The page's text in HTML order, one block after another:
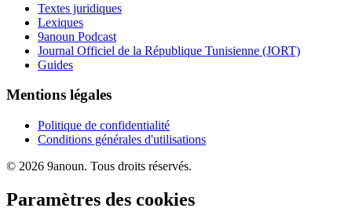
Textes juridiques
Lexiques
9anoun Podcast
Journal Officiel de la République Tunisienne (JORT)
Guides
Mentions légales
Politique de confidentialité
Conditions générales d'utilisations
© 2026 9anoun. Tous droits réservés.
Paramètres des cookies